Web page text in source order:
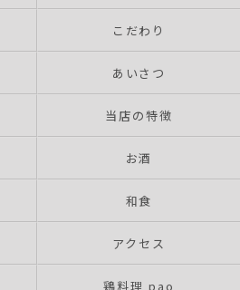
こだわり
あいさつ
当店の特徴
お酒
和食
アクセス
鶏料理 pao